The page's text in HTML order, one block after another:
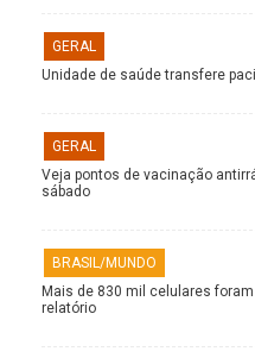
GERAL
Unidade de saúde transfere
GERAL
Veja pontos de vacinação
sábado
BRASIL/MUNDO
Mais de 830 mil celulares
relatório